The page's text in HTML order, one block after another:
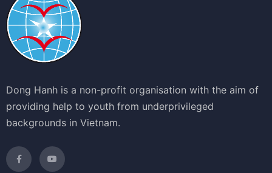
Dong Hanh is a non-profit organisation with the aim of
providing help to youth from underprivileged
backgrounds in Vietnam.